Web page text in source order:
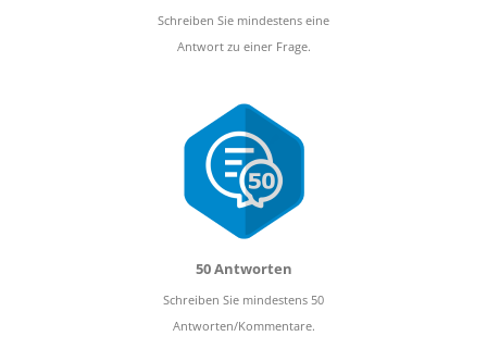
Schreiben Sie mindestens eine
Antwort zu einer Frage.
50 Antworten
Schreiben Sie mindestens 50
Antworten/Kommentare.